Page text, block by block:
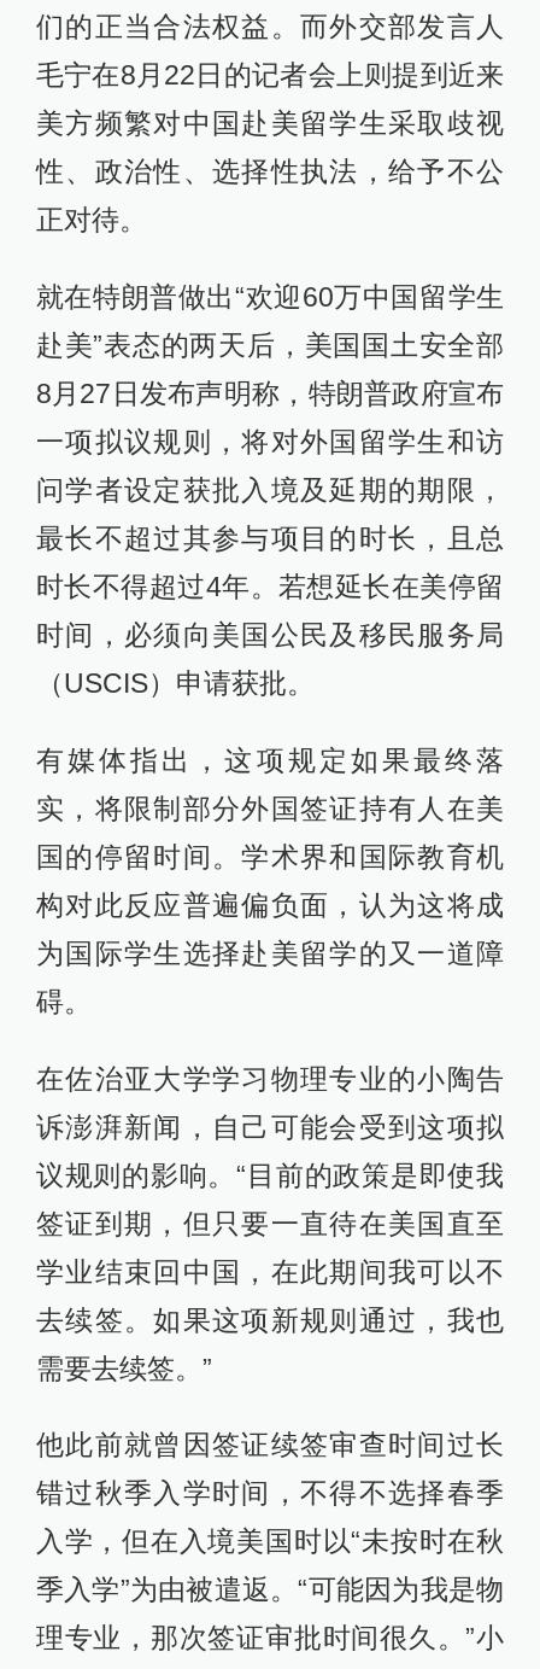
们的正当合法权益。而外交部发言人
毛宁在8月22日的记者会上则提到近来
美方频繁对中国赴美留学生采取歧视
性、政治性、选择性执法，给予不公
正对待。
就在特朗普做出“欢迎60万中国留学生
赴美”表态的两天后，美国国土安全部
8月27日发布声明称，特朗普政府宣布
一项拟议规则，将对外国留学生和访
问学者设定获批入境及延期的期限，
最长不超过其参与项目的时长，且总
时长不得超过4年。若想延长在美停留
时间，必须向美国公民及移民服务局
（USCIS）申请获批。
有媒体指出，这项规定如果最终落
实，将限制部分外国签证持有人在美
国的停留时间。学术界和国际教育机
构对此反应普遍偏负面，认为这将成
为国际学生选择赴美留学的又一道障
碍。
在佐治亚大学学习物理专业的小陶告
诉澎湃新闻，自己可能会受到这项拟
议规则的影响。“目前的政策是即使我
签证到期，但只要一直待在美国直至
学业结束回中国，在此期间我可以不
去续签。如果这项新规则通过，我也
需要去续签。”
他此前就曾因签证续签审查时间过长
错过秋季入学时间，不得不选择春季
入学，但在入境美国时以“未按时在秋
季入学”为由被遣返。“可能因为我是物
理专业，那次签证审批时间很久。”小